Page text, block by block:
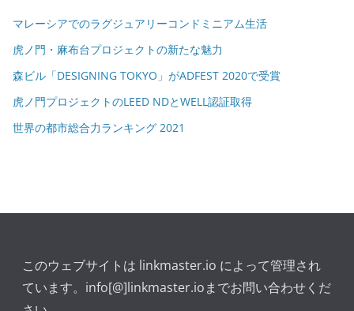
マレーシアでのラグジュアリーコンドミニアム生活
虎ノ門・麻布台プロジェクトの新たな魅力
森ビル「DESIGNING TOKYO」がADFEST 2020で受賞
虎ノ門プロジェクトのLEED NDとWELL認証取得
世界の都市総合力ランキング 2021
このウェブサイトは linkmaster.io によって管理され
ています。info[@]linkmaster.ioまでお問い合わせくだ